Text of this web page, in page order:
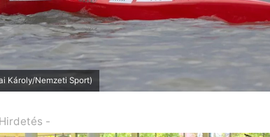
Károly/Nemzeti Sport)
-